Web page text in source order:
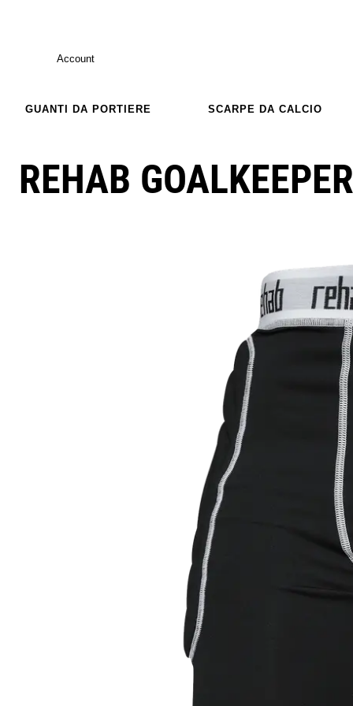
Account
GUANTI DA PORTIERE SCARPE DA CALCIO
REHAB